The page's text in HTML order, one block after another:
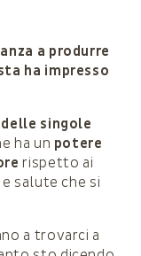
a produrre
ha impresso
singole
ha un potere
rispetto ai
salute che si
a trovarci a